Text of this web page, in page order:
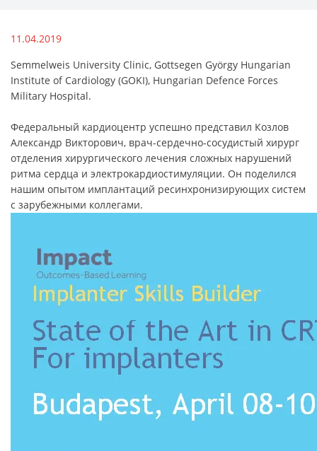
11.04.2019
Semmelweis University Clinic, Gottsegen György Hungarian
Institute of Cardiology (GOKI), Hungarian Defence Forces
Military Hospital.
Федеральный кардиоцентр успешно представил Козлов
Александр Викторович, врач-сердечно-сосудистый хирург
отделения хирургического лечения сложных нарушений
ритма сердца и электрокардиостимуляции. Он поделился
нашим опытом имплантаций ресинхронизирующих систем
с зарубежными коллегами.